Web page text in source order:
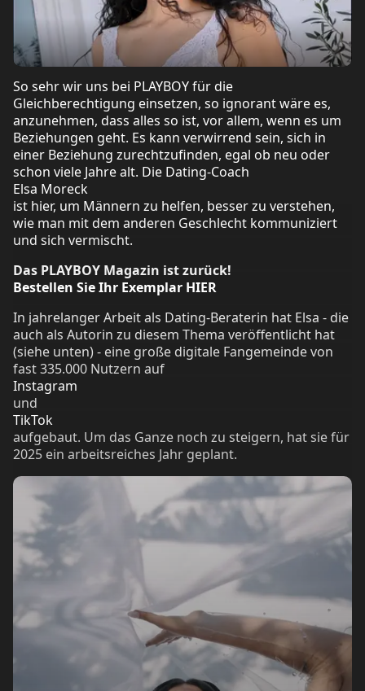
So sehr wir uns bei PLAYBOY für die
Gleichberechtigung einsetzen, so ignorant wäre es,
anzunehmen, dass alles so ist, vor allem, wenn es um
Beziehungen geht. Es kann verwirrend sein, sich in
einer Beziehung zurechtzufinden, egal ob neu oder
schon viele Jahre alt. Die Dating-Coach
Elsa Moreck
ist hier, um Männern zu helfen, besser zu verstehen,
wie man mit dem anderen Geschlecht kommuniziert
und sich vermischt.
Das PLAYBOY Magazin ist zurück!
Bestellen Sie Ihr Exemplar HIER
In jahrelanger Arbeit als Dating-Beraterin hat Elsa - die
auch als Autorin zu diesem Thema veröffentlicht hat
(siehe unten) - eine große digitale Fangemeinde von
fast 335.000 Nutzern auf
Instagram
und
TikTok
aufgebaut. Um das Ganze noch zu steigern, hat sie für
2025 ein arbeitsreiches Jahr geplant.